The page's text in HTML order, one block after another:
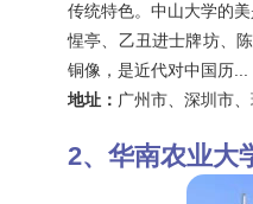
传统特色。中山大学的
惺亭、乙丑进士牌坊、
铜像，是近代对中国历
地址： 广州市、深圳市
华南农业大